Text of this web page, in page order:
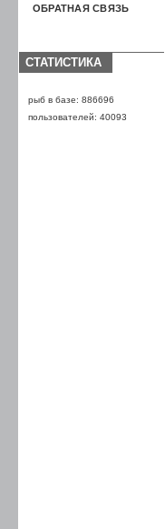
ОБРАТНАЯ СВЯЗЬ
СТАТИСТИКА
рыб в базе: 886696
пользователей: 40093